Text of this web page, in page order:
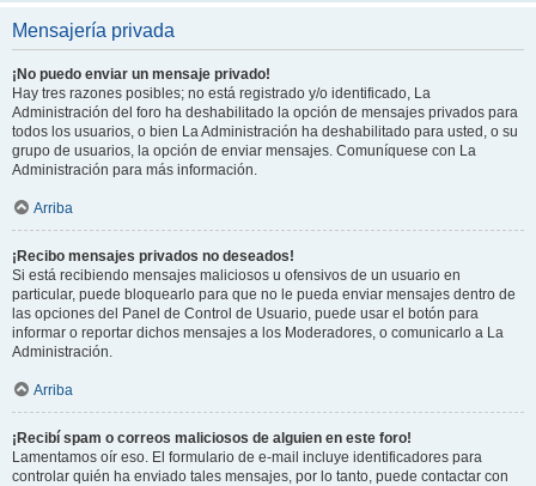
Mensajería privada
¡No puedo enviar un mensaje privado!
Hay tres razones posibles; no está registrado y/o identificado, La
Administración del foro ha deshabilitado la opción de mensajes privados para
todos los usuarios, o bien La Administración ha deshabilitado para usted, o su
grupo de usuarios, la opción de enviar mensajes. Comuníquese con La
Administración para más información.
Arriba
¡Recibo mensajes privados no deseados!
Si está recibiendo mensajes maliciosos u ofensivos de un usuario en
particular, puede bloquearlo para que no le pueda enviar mensajes dentro de
las opciones del Panel de Control de Usuario, puede usar el botón para
informar o reportar dichos mensajes a los Moderadores, o comunicarlo a La
Administración.
Arriba
¡Recibí spam o correos maliciosos de alguien en este foro!
Lamentamos oír eso. El formulario de e-mail incluye identificadores para
controlar quién ha enviado tales mensajes, por lo tanto, puede contactar con